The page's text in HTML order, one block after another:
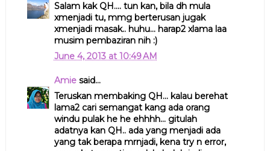
Salam kak QH.... tun kan, bila dh mula
xmenjadi tu, mmg berterusan jugak
xmenjadi masak.. huhu... harap2 xlama laa
musim pembaziran nih :)
June 4, 2013 at 10:49 AM
Amiesaid...
Teruskan membaking QH... kalau berehat
lama2 cari semangat kang ada orang
windu pulak he he ehhhh... gitulah
adatnya kan QH.. ada yang menjadi ada
yang tak berapa mrnjadi, kena try n error,